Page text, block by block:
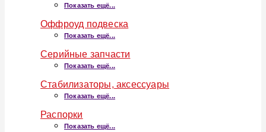
Показать ещё...
Оффроуд подвеска
Показать ещё...
Серийные запчасти
Показать ещё...
Стабилизаторы, аксессуары
Показать ещё...
Распорки
Показать ещё...